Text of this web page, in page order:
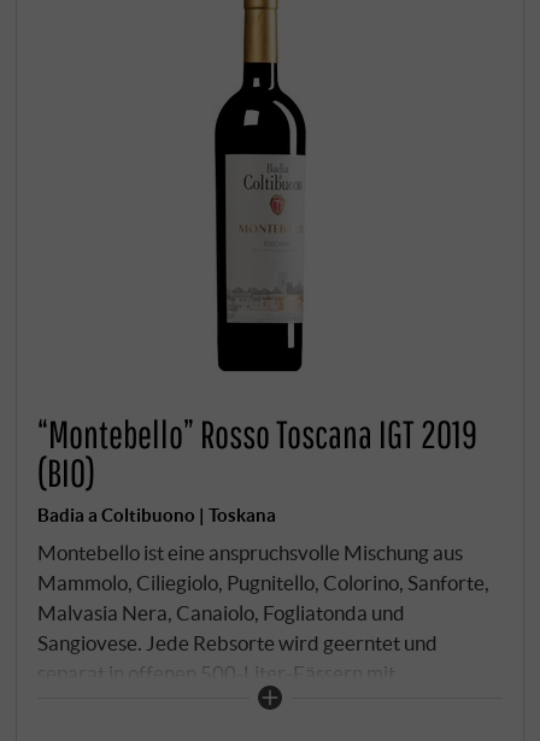
“Montebello” Rosso Toscana IGT 2019
(BIO)
Badia a Coltibuono | Toskana
Montebello ist eine anspruchsvolle Mischung aus
Mammolo, Ciliegiolo, Pugnitello, Colorino, Sanforte,
Malvasia Nera, Canaiolo, Fogliatonda und
Sangiovese. Jede Rebsorte wird geerntet und
separat in offenen 500-Liter-Fässern mit
einheimischen Hefen und manuellem Abstechen